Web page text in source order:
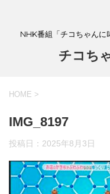
NHK番組「チコちゃんに
チコち
HOME >
IMG_8197
投稿日： 2025年8月3日